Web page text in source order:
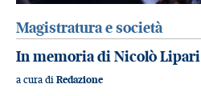
Magistratura e società
In memoria di Nicolò Lipari
a cura di Redazione